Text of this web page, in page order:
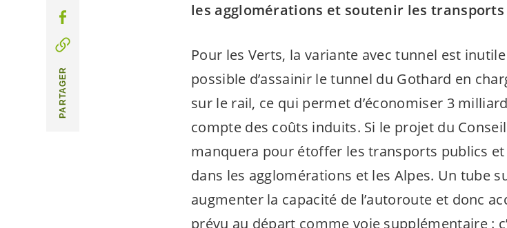
les agglomérations et soutenir les transports
Pour les Verts, la variante avec tunnel est
possible d’assainir le tunnel du Gothard en
sur le rail, ce qui permet d’économiser 3
compte des coûts induits. Si le projet du
manquera pour étoffer les transports publics
dans les agglomérations et les Alpes. Un tube
augmenter la capacité de l’autoroute et donc
prévu au départ comme voie supplémentaire :
PARTAGER